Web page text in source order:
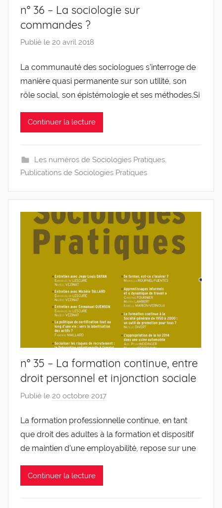
n° 36 – La sociologie sur
commandes ?
Publié le 20 avril 2018
r
g
l
v
i
La communauté des sociologues s’interroge de
manière quasi permanente sur son utilité, son
rôle social, son épistémologie et ses méthodes.Si
Continuer la lecture
Les numéros de Sociologies Pratiques,
Publications de Sociologies Pratiques
n° 35 – La formation continue, entre
droit personnel et injonction sociale
Publié le 20 octobre 2017
r
g
l
La formation professionnelle continue, en tant
que droit des adultes à la formation et dispositif
de maintien d’une employabilité, repose sur une
Continuer la lecture